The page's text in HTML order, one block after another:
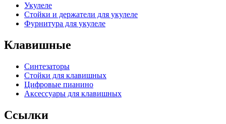
Укулеле
Стойки и держатели для укулеле
Фурнитура для укулеле
Клавишные
Синтезаторы
Стойки для клавишных
Цифровые пианино
Аксессуары для клавишных
Ссылки